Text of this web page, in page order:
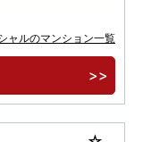
アが生活圏
デザイン
ャルのマンション一覧